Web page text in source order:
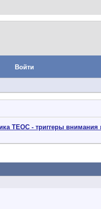
Войти
ТЕОС - триггеры внимания